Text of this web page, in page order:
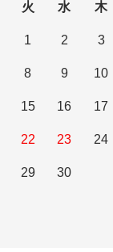
火 水 木
1 2 3
8 9 10
15 16 17
22 23 24
29 30